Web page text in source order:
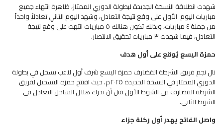
شهدت انطلاقة النسخة الجديدة لبطولة الدوري الممتاز، ظاهرة انتهاء جميع
مباريات اليوم الأول على وقع نتيجة التعادل، وشهد اليوم الثاني تعادلاً واحداً
من جملة ٤ مباريات، وبذلك تكون هنالك ٥ مباريات انتهت على وقع نتيجة
التعادل، فيما شهدت ٣ مباريات تحقيق الانتصار.
حمزة اليسع يُوقع على أول هدف
نال نجم فريق الشرطة القضارف حمزة اليسع شرف أول لاعب يسجل في بطولة
الدوري الممتاز في النسخة الجديدة ٢٠٢٥م، حيث افتتح حمزة التسجيل لفريق
الشرطة القضارف في الشوط الأول قبل أن يدرك هلال الساحل التعادل في
الشوط الثاني.
واصل الفاتح يهدر أول ركلة جزاء